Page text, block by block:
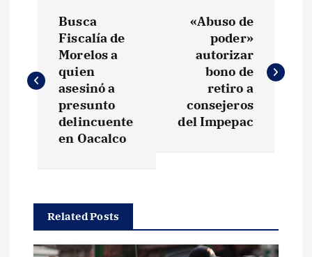
v
c
Busca
Fiscalía de
Morelos a
quien
asesinó a
presunto
delincuente
en Oacalco
«Abuso de
poder»
autorizar
bono de
retiro a
consejeros
del Impepac
Related Posts